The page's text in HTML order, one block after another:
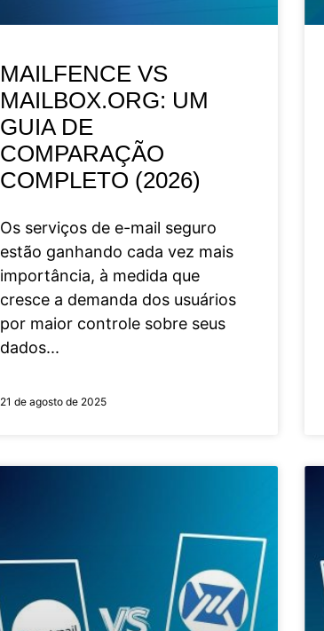
MAILFENCE VS
MAILBOX.ORG: UM
GUIA DE
COMPARAÇÃO
COMPLETO (2026)
Os serviços de e-mail seguro
estão ganhando cada vez mais
importância, à medida que
cresce a demanda dos usuários
por maior controle sobre seus
dados
21 de agosto de 2025